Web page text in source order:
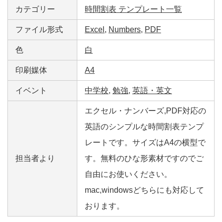
カテゴリー 時間割表 テンプレート一覧
ファイル形式 Excel , Numbers, PDF
色 白
印刷媒体 A4
イベント 中学校, 勉強, 英語・英文
担当者より
エクセル・ナンバーズ,PDF対応の
英語のシンプルな時間割表テンプ
レートです。サイズはA4の横型で
す。無料のひな形素材ですのでご
自由にお使いください。
mac,windowsどちらにも対応して
おります。